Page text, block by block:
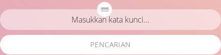
PENCARIAN